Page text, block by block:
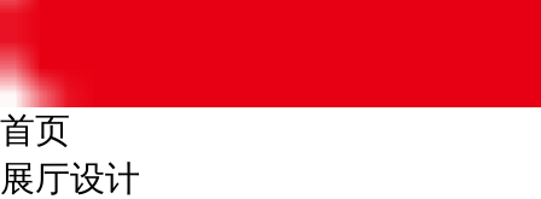
首页
展厅设计